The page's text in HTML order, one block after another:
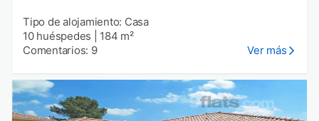
Tipo de alojamiento: Casa
10 huéspedes
184 m²
Comentarios: 9
Ver más